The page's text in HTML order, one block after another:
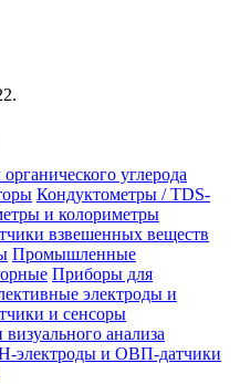
углерода
Кондуктометры / TDS-
и колориметры
взвешенных веществ
Промышленные
Приборы для
электроды и
и сенсоры
анализа
электроды и ОВП-датчики